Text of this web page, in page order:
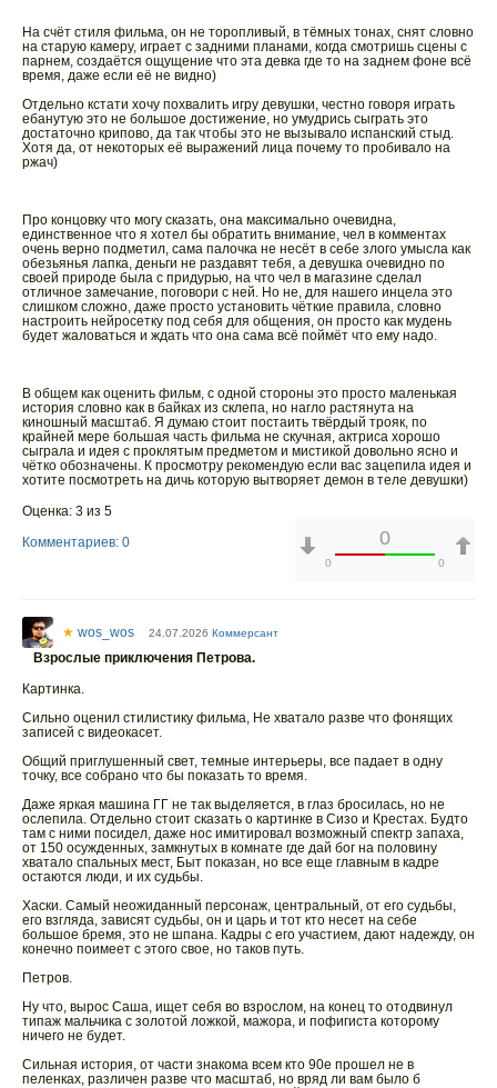
На счёт стиля фильма, он не торопливый, в тёмных тонах, снят словно
на старую камеру, играет с задними планами, когда смотришь сцены с
парнем, создаётся ощущение что эта девка где то на заднем фоне всё
время, даже если её не видно)
Отдельно кстати хочу похвалить игру девушки, честно говоря играть
ебанутую это не большое достижение, но умудрись сыграть это
достаточно крипово, да так чтобы это не вызывало испанский стыд.
Хотя да, от некоторых её выражений лица почему то пробивало на
ржач)
Про концовку что могу сказать, она максимально очевидна,
единственное что я хотел бы обратить внимание, чел в комментах
очень верно подметил, сама палочка не несёт в себе злого умысла как
обезьянья лапка, деньги не раздавят тебя, а девушка очевидно по
своей природе была с придурью, на что чел в магазине сделал
отличное замечание, поговори с ней. Но не, для нашего инцела это
слишком сложно, даже просто установить чёткие правила, словно
настроить нейросетку под себя для общения, он просто как мудень
будет жаловаться и ждать что она сама всё поймёт что ему надо.
В общем как оценить фильм, с одной стороны это просто маленькая
история словно как в байках из склепа, но нагло растянута на
киношный масштаб. Я думаю стоит постаить твёрдый трояк, по
крайней мере большая часть фильма не скучная, актриса хорошо
сыграла и идея с проклятым предметом и мистикой довольно ясно и
чётко обозначены. К просмотру рекомендую если вас зацепила идея и
хотите посмотреть на дичь которую вытворяет демон в теле девушки)
Оценка: 3 из 5
Комментариев: 0
0
0 0
★ wos_wos 24.07.2026 Коммерсант
Взрослые приключения Петрова.
Картинка.
Сильно оценил стилистику фильма, Не хватало разве что фонящих
записей с видеокасет.
Общий приглушенный свет, темные интерьеры, все падает в одну
точку, все собрано что бы показать то время.
Даже яркая машина ГГ не так выделяется, в глаз бросилась, но не
ослепила. Отдельно стоит сказать о картинке в Сизо и Крестах. Будто
там с ними посидел, даже нос имитировал возможный спектр запаха,
от 150 осужденных, замкнутых в комнате где дай бог на половину
хватало спальных мест, Быт показан, но все еще главным в кадре
остаются люди, и их судьбы.
Хаски. Самый неожиданный персонаж, центральный, от его судьбы,
его взгляда, зависят судьбы, он и царь и тот кто несет на себе
большое бремя, это не шпана. Кадры с его участием, дают надежду, он
конечно поимеет с этого свое, но таков путь.
Петров.
Ну что, вырос Саша, ищет себя во взрослом, на конец то отодвинул
типаж мальчика с золотой ложкой, мажора, и пофигиста которому
ничего не будет.
Сильная история, от части знакома всем кто 90е прошел не в
пеленках, различен разве что масштаб, но вряд ли вам было б